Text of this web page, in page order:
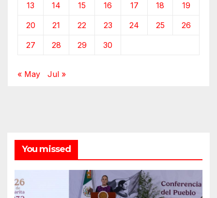
13 14 15 16 17 18 19
20 21 22 23 24 25 26
27 28 29 30
« May Jul »
You missed